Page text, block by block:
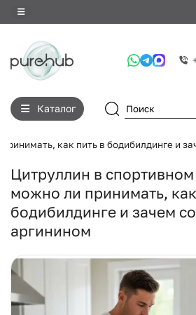
Каталог
как пить в бодибилдинге и
Цитруллин в
можно ли принимать,
бодибилдинге и зачем
аргинином